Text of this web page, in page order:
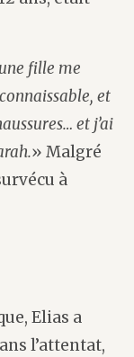
fille me
et
et j’ai
» Malgré
à
Elias a
l’attentat,